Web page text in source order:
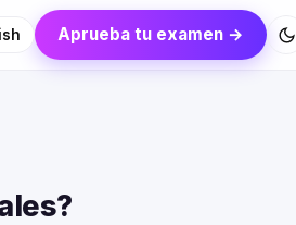
Aprueba tu examen →